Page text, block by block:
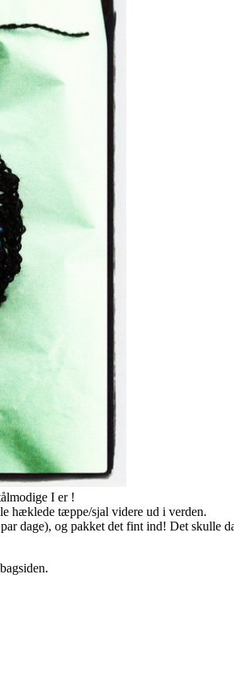
I er !
hæklede tæppe/sjal videre ud i verden.
dage), og pakket det fint ind! Det skulle